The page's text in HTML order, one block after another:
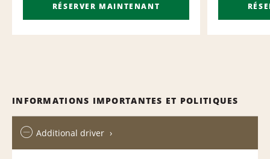
RÉSERVER MAINTENANT
INFORMATIONS IMPORTANTES ET POLITIQUES
Additional driver